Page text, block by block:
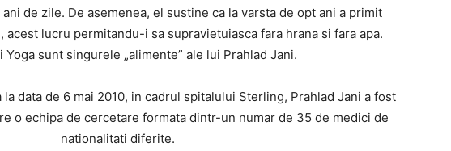
de zile. De asemenea, el sustine ca la varsta de opt ani a primit
acest lucru permitandu-i sa supravietuiasca fara hrana si fara apa.
Yoga sunt singurele „alimente” ale lui Prahlad Jani.
la data de 6 mai 2010, in cadrul spitalului Sterling, Prahlad Jani a fost
o echipa de cercetare formata dintr-un numar de 35 de medici de
nationalitati diferite.